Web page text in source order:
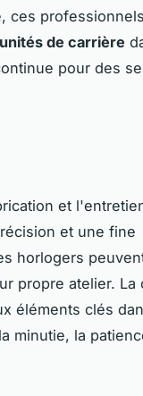
ces
de carrière
pour des
et
et une fine
horlogers
propre atelier. La
éléments clés
minutie, la